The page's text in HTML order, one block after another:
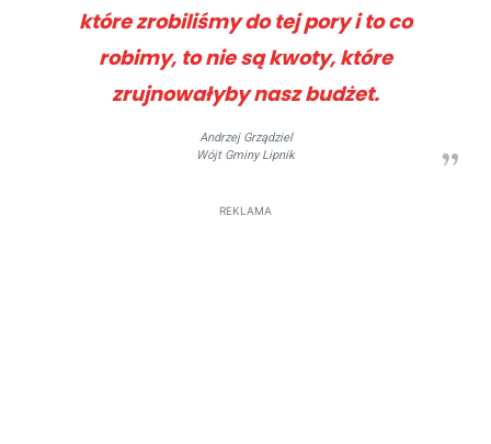
które zrobiliśmy do tej pory i to co
robimy, to nie są kwoty, które
zrujnowałyby nasz budżet.
Andrzej Grządziel
Wójt Gminy Lipnik
REKLAMA